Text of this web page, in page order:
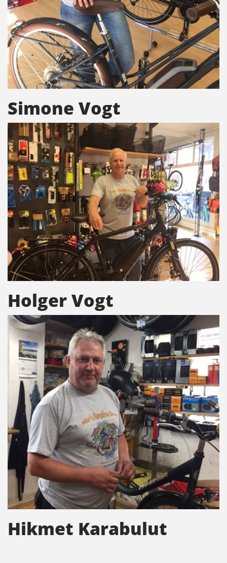
Simone Vogt
Holger Vogt
Hikmet Karabulut